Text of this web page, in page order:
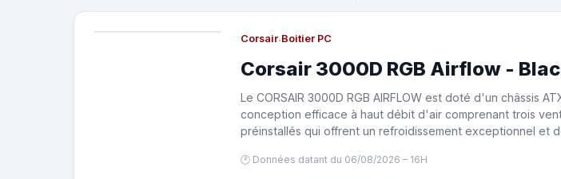
Corsair·Boitier PC
Corsair 3000D RGB Airflow -
Le CORSAIR 3000D RGB AIRFLOW est doté d'un châssis
conception efficace à haut débit d'air comprenant trois
préinstallés qui offrent un refroidissement exceptionnel et
🕐 Données datant du 06/08/2026 – 16H